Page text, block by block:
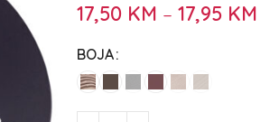
17,50 KM – 17,95 KM
BOJA